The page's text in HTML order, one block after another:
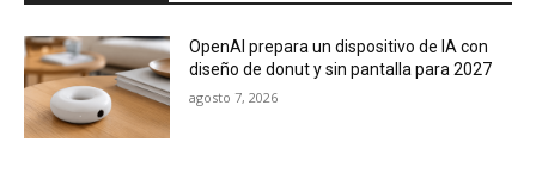
OpenAI prepara un dispositivo de IA con
diseño de donut y sin pantalla para 2027
agosto 7, 2026